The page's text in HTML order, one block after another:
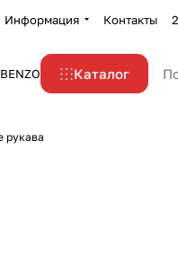
Информация Контакты
Каталог
рукава